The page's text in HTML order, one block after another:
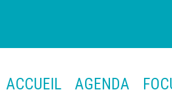
ACCUEIL AGENDA